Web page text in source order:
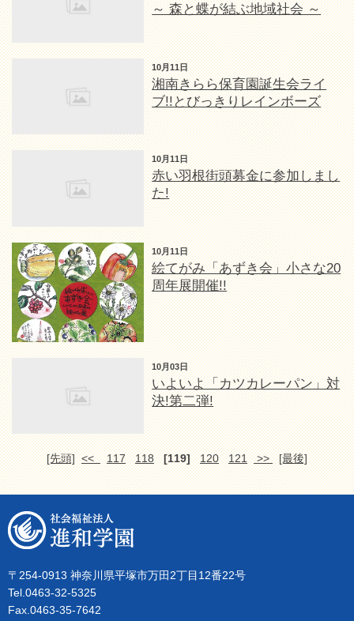
～ 森と蝶が結ぶ地域社会 ～
10月11日
湘南きらら保育園誕生会ライ
ブ!!とびっきりレインボーズ
10月11日
赤い羽根街頭募金に参加しまし
た!
10月11日
絵てがみ「あずき会」小さな20
周年展開催!!
10月03日
いよいよ「カツカレーパン」対
決!第二弾!
[先頭] << 117 118 [119] 120 121 >> [最後]
〒254-0913 神奈川県平塚市万田2丁目12番22号
Tel.0463-32-5325
Fax.0463-35-7642